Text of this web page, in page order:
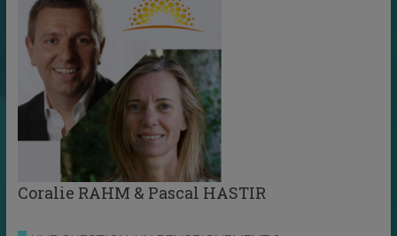
Coralie RAHM & Pascal HASTIR